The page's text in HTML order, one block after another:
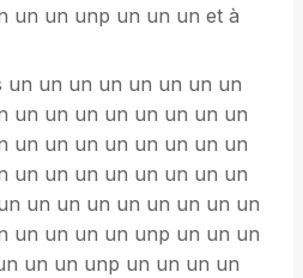
un un unp un un un et à
un un un un un un un un
un un un un un un un un
un un un un un un un un
un un un un un un un un
un un un un un un un un
un un un un unp un un un
un un unp un un un un